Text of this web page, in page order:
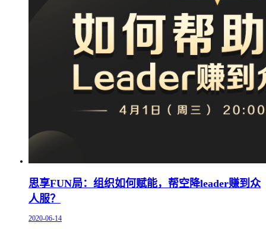
思享FUN局：组织如何赋能，帮空降leader赚到众
人服？
2020-06-14